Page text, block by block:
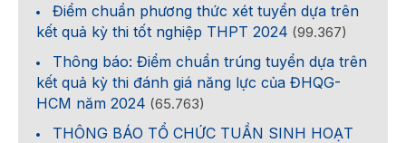
Điểm chuẩn phương thức xét tuyển dựa trên
kết quả kỳ thi tốt nghiệp THPT 2024 (99.367)
Thông báo: Điểm chuẩn trúng tuyển dựa trên
kết quả kỳ thi đánh giá năng lực của ĐHQG-
HCM năm 2024 (65.763)
THÔNG BÁO TỔ CHỨC TUẦN SINH HOẠT